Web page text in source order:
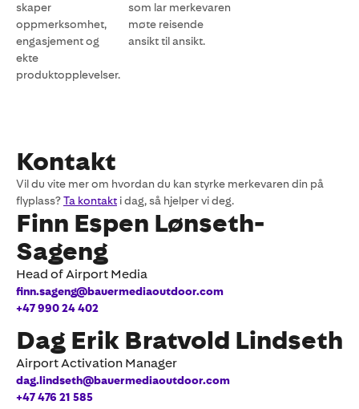
skaper
oppmerksomhet,
engasjement og
ekte
produktopplevelser.
som lar merkevaren
møte reisende
ansikt til ansikt.
Kontakt
Vil du vite mer om hvordan du kan styrke merkevaren din på
flyplass?Ta kontakt i dag, så hjelper vi deg.
Finn Espen Lønseth-
Sageng
Head of Airport Media
finn.sageng@bauermediaoutdoor.com
+47 990 24 402
Dag Erik Bratvold Lindseth
Airport Activation Manager
dag.lindseth@bauermediaoutdoor.com
+47 476 21 585